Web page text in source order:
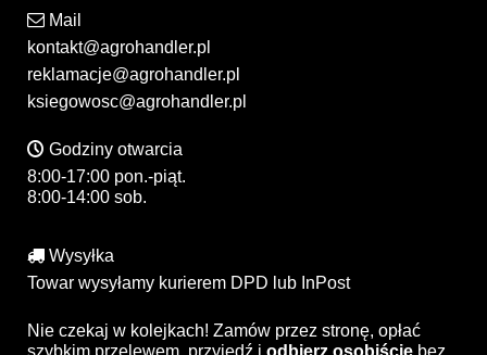
Mail
kontakt@agrohandler.pl
reklamacje@agrohandler.pl
ksiegowosc@agrohandler.pl
Godziny otwarcia
8:00-17:00 pon.-piąt.
8:00-14:00 sob.
Wysyłka
Towar wysyłamy kurierem DPD lub InPost
Nie czekaj w kolejkach! Zamów przez stronę, opłać
szybkim przelewem, przyjedź i odbierz osobiście bez